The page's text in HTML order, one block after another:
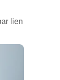
lien